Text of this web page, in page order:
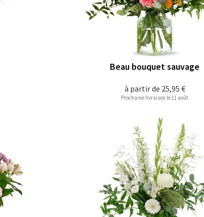
à partir de 25,95 €
Beau bouquet sauvage
Prochaine livraison le 11 août